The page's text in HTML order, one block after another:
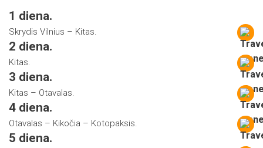
1 diena.
Skrydis Vilnius – Kitas.
2 diena.
Kitas.
3 diena.
Kitas – Otavalas.
4 diena.
Otavalas – Kikočia – Kotopaksis.
5 diena.